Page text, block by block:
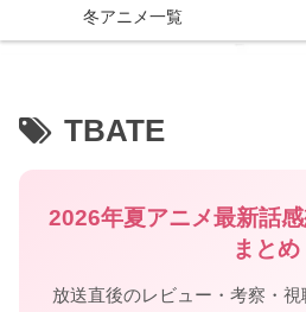
冬アニメ一覧
TBATE
2026年夏アニメ最新話
まとめ
放送直後のレビュー・考察・視